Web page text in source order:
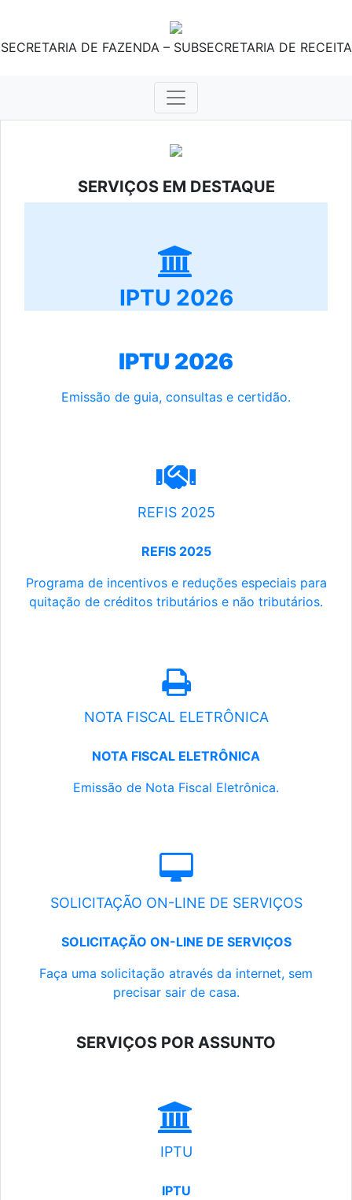
SECRETARIA DE FAZENDA – SUBSECRETARIA DE RECEITA
SERVIÇOS EM DESTAQUE
IPTU 2026
IPTU 2026
Emissão de guia, consultas e certidão.
REFIS 2025
REFIS 2025
Programa de incentivos e reduções especiais para
quitação de créditos tributários e não tributários.
NOTA FISCAL ELETRÔNICA
NOTA FISCAL ELETRÔNICA
Emissão de Nota Fiscal Eletrônica.
SOLICITAÇÃO ON-LINE DE SERVIÇOS
SOLICITAÇÃO ON-LINE DE SERVIÇOS
Faça uma solicitação através da internet, sem
precisar sair de casa.
SERVIÇOS POR ASSUNTO
IPTU
IPTU